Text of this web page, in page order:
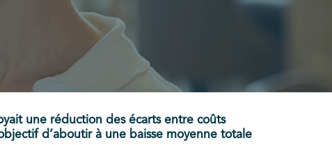
une réduction des écarts entre coûts
d’aboutir à une baisse moyenne totale